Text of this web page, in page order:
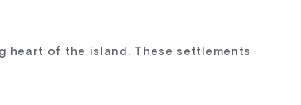
heart of the island. These settlements